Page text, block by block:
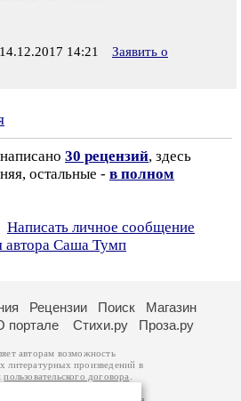
14:21
Заявить о
30 рецензий, здесь
остальные - в полном
Написать личное сообщение
автора Саша Тумп
Рецензии Поиск
Магазин
портале Стихи.ру Проза.ру
авторам возможность
литературных произведений в
пользовательского договора
принадлежат авторам